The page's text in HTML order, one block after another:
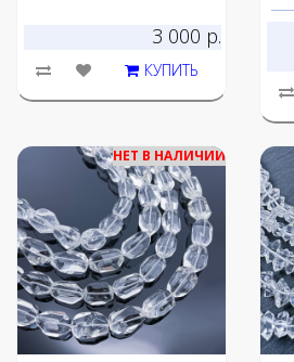
3 000 р.
КУПИТЬ
НЕТ В НАЛИЧИИ